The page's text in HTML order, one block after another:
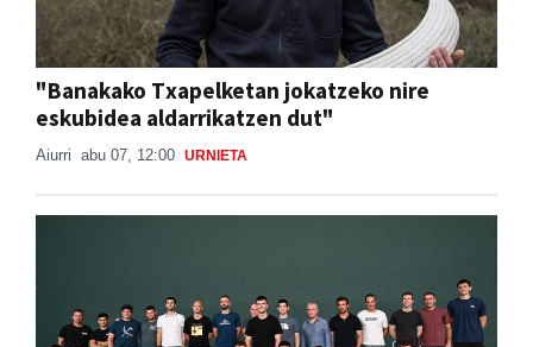
"Banakako Txapelketan jokatzeko nire
eskubidea aldarrikatzen dut"
Aiurri abu 07, 12:00 URNIETA